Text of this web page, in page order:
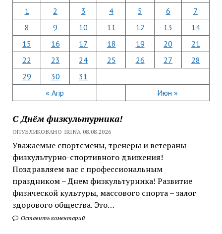
« Апр Июн »
1 2 3 4 5 6
7
8
9 10 11 12 13
14
15
16 17 18 19 20
21
22
23 24 25 26 27
28
29
30 31
С Днём физкультурника!
ОПУБЛИКОВАНО IRINA 08.08.2026
Уважаемые спортсмены, тренеры и ветераны
физкультурно-спортивного движения!
Поздравляем вас с профессиональным
праздником – Днем физкультурника! Развитие
физической культуры, массового спорта – залог
здорового общества. Это…
Оставить коментарий